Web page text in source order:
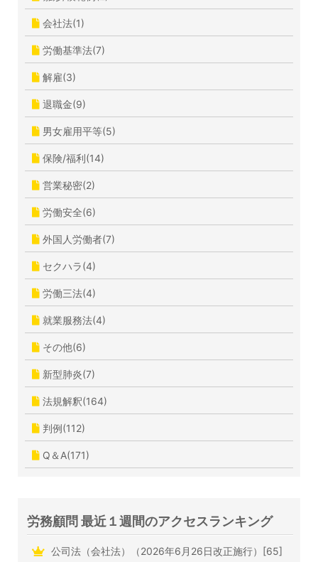
会社法(1)
労働基準法(7)
解雇(3)
退職金(9)
男女雇用平等(5)
保険/福利(14)
営業秘密(2)
労働安全(6)
外国人労働者(7)
セクハラ(4)
労働三法(4)
就業服務法(4)
その他(6)
新型肺炎(7)
法規解釈(164)
判例(112)
Q＆A(171)
労務顧問 最近１週間のアクセスランキング
公司法（会社法）（2026年6月26日改正施行）[65]